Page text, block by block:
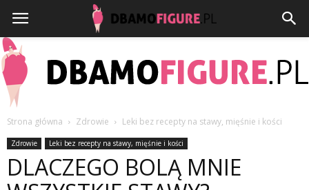
Dbamofigure.pl
Strona główna Zdrowie Leki bez recepty na stawy, mięśnie i kości
Zdrowie Leki bez recepty na stawy, mięśnie i kości
DLACZEGO BOLĄ MNIE